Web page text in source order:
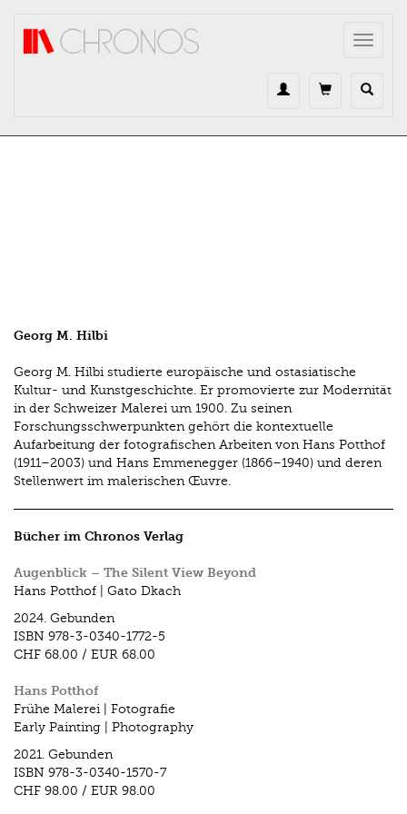
Toggle
Georg M. Hilbi
Georg M. Hilbi studierte europäische und ostasiatische
Kultur- und Kunstgeschichte. Er promovierte zur Modernität
in der Schweizer Malerei um 1900. Zu seinen
Forschungsschwerpunkten gehört die kontextuelle
Aufarbeitung der fotografischen Arbeiten von Hans Potthof
(1911–2003) und Hans Emmenegger (1866–1940) und deren
Stellenwert im malerischen Œuvre.
Bücher im Chronos Verlag
Augenblick – The Silent View Beyond
Hans Potthof | Gato Dkach
2024. Gebunden
ISBN 978-3-0340-1772-5
CHF 68.00 / EUR 68.00
Hans Potthof
Frühe Malerei | Fotografie
Early Painting | Photography
2021. Gebunden
ISBN 978-3-0340-1570-7
CHF 98.00 / EUR 98.00